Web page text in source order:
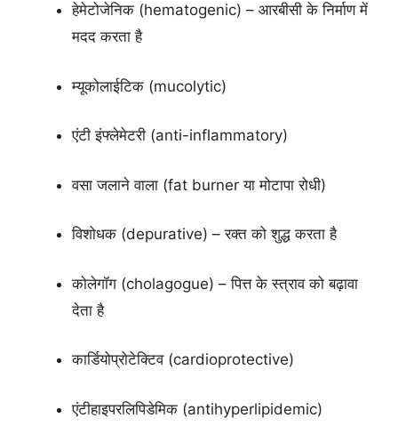
हेमेटोजेनिक (hematogenic) – आरबीसी के निर्माण में
मदद करता है
म्यूकोलाईटिक (mucolytic)
एंटी इंफ्लेमेटरी (anti-inflammatory)
वसा जलाने वाला (fat burner या मोटापा रोधी)
विशोधक (depurative) – रक्त को शुद्ध करता है
कोलेगॉग (cholagogue) – पित्त के स्त्राव को बढ़ावा
देता है
कार्डियोप्रोटेक्टिव (cardioprotective)
एंटीहाइपरलिपिडेमिक (antihyperlipidemic)